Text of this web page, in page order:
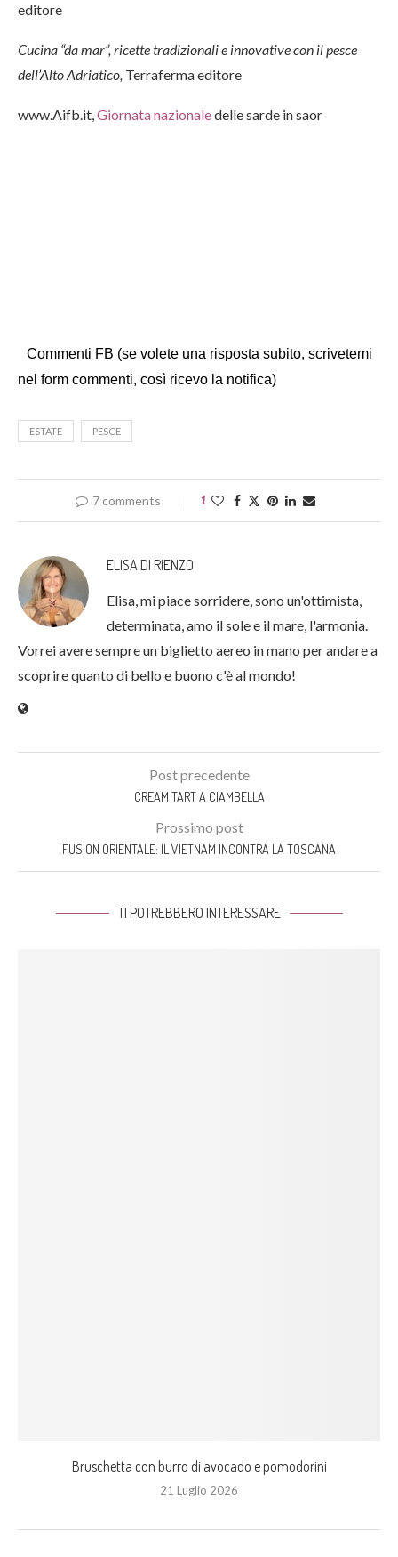
editore
Cucina “da mar”, ricette tradizionali e innovative con il pesce
dell’Alto Adriatico, Terraferma editore
www.Aifb.it,Giornata nazionaledelle sarde in saor
Commenti FB (se volete una risposta subito, scrivetemi
nel form commenti, così ricevo la notifica)
ESTATE PESCE
7 comments 1
ELISA DI RIENZO
Elisa, mi piace sorridere, sono un'ottimista,
determinata, amo il sole e il mare, l'armonia.
Vorrei avere sempre un biglietto aereo in mano per andare a
scoprire quanto di bello e buono c'è al mondo!
Post precedente
CREAM TART A CIAMBELLA
Prossimo post
FUSION ORIENTALE: IL VIETNAM INCONTRA LA TOSCANA
TI POTREBBERO INTERESSARE
Bruschetta con burro di avocado e pomodorini
21 Luglio 2026